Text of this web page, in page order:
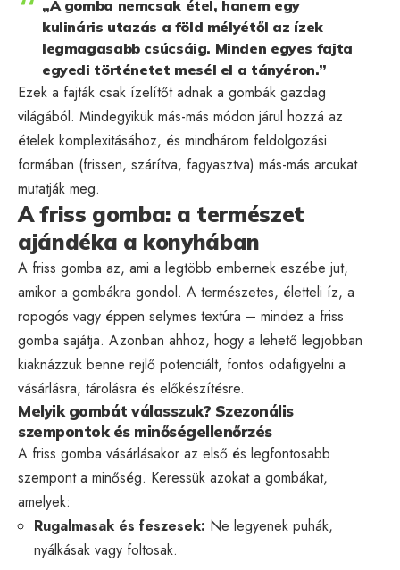
„A gomba nemcsak étel, hanem egy
kulináris utazás a föld mélyétől az ízek
legmagasabb csúcsáig. Minden egyes fajta
egyedi történetet mesél el a tányéron.”
Ezek a fajták csak ízelítőt adnak a gombák gazdag
világából. Mindegyikük más-más módon járul hozzá az
ételek komplexitásához, és mindhárom feldolgozási
formában (frissen, szárítva, fagyasztva) más-más arcukat
mutatják meg.
A friss gomba: a természet
ajándéka a konyhában
A friss gomba az, ami a legtöbb embernek eszébe jut,
amikor a gombákra gondol. A természetes, életteli íz, a
ropogós vagy éppen selymes textúra – mindez a friss
gomba sajátja. Azonban ahhoz, hogy a lehető legjobban
kiaknázzuk benne rejlő potenciált, fontos odafigyelni a
vásárlásra, tárolásra és előkészítésre.
Melyik gombát válasszuk? Szezonális
szempontok és minőségellenőrzés
A friss gomba vásárlásakor az első és legfontosabb
szempont a minőség. Keressük azokat a gombákat,
amelyek:
Rugalmasak és feszesek: Ne legyenek puhák,
nyálkásak vagy foltosak.